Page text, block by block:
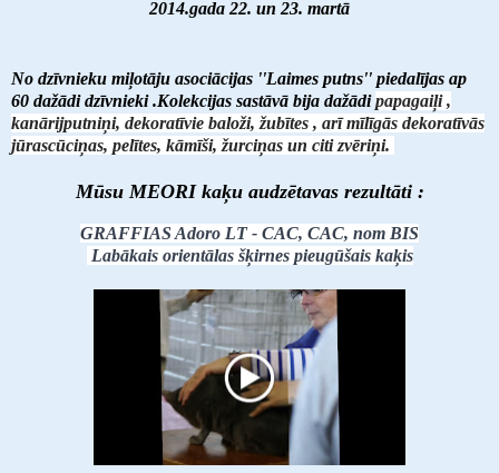
2014.gada 22. un 23. martā
No dzīvnieku miļotāju asociācijas ''Laimes putns'' piedalījas ap
60 dažādi dzīvnieki .Kolekcijas sastāvā bija dažādipapagaiļi ,
kanārijputniņi, dekoratīvie baloži, žubītes , arī mīlīgās dekoratīvās
jūrascūciņas, pelītes, kāmīši, žurciņas un citi zvēriņi.
Mūsu MEORI kaķu audzētavas rezultāti :
GRAFFIAS Adoro LT - CAC, CAC, nom BIS
Labākais orientālas šķirnes pieugūšais kaķis